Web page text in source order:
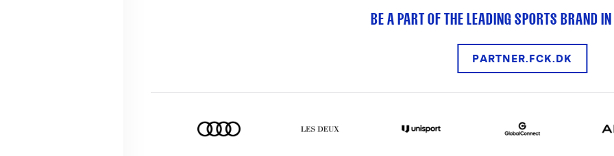
BE A PART OF THE LEADING SPORTS BRAND
PARTNER.FCK.DK